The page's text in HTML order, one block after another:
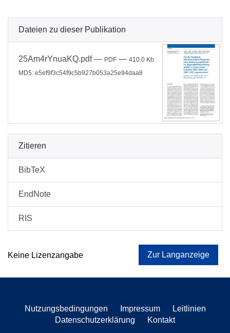
Dateien zu dieser Publikation
25Am4rYnuaKQ.pdf— PDF — 410.0 Kb
MD5: e5ef9f3c54f9c5b927b053a25e94daa8
Zitieren
BibTeX
EndNote
RIS
Keine Lizenzangabe Zur Langanzeige
Nutzungsbedingungen Impressum
Leitlinien
Datenschutzerklärung
Kontakt